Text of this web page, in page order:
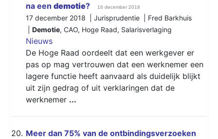
na een demotie? 16 december 2018
17 december 2018 | Jurisprudentie | Fred Barkhuis
Demotie, CAO, Hoge Raad, Salarisverlaging
Nieuws
De Hoge Raad oordeelt dat een werkgever er
pas op mag vertrouwen dat een werknemer een
lagere functie heeft aanvaard als duidelijk blijkt
uit zijn gedrag of uit verklaringen dat de
werknemer ...
20. Meer dan 75% van de ontbindingsverzoeken